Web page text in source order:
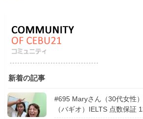
新着の記事
#695 Maryさん（30代女性
（バギオ）IELTS 点数保証